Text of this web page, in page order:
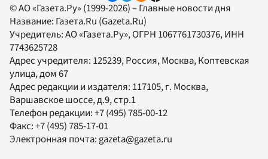
© АО «Газета.Ру» (1999-2026) – Главные новости дня
Название: Газета.Ru (Gazeta.Ru)
Учредитель:АО «Газета.Ру», ОГРН 1067761730376, ИНН
7743625728
Адрес учредителя: 125239, Россия, Москва, Коптевская
улица, дом 67
Адрес редакции и издателя: 117105, г. Москва,
Варшавское шоссе, д.9, стр.1
Телефон редакции:+7 (495) 785-00-12
Факс:+7 (495) 785-17-01
Электронная почта: gazeta@gazeta.ru